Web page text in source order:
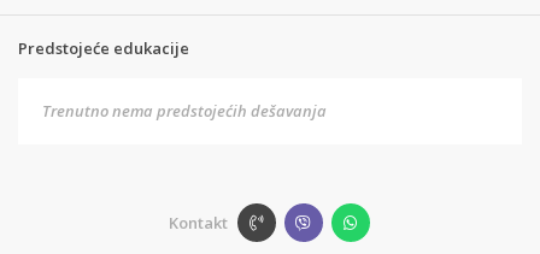
Predstojeće edukacije
Trenutno nema predstojećih dešavanja
Kontakt